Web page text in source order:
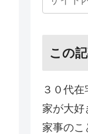
この
３０代在
家が大好
家事のこ